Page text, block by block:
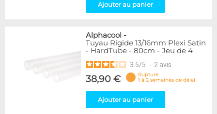
Ajouter au panier
Alphacool -
Tuyau Rigide 13/16mm Plexi Satin
- HardTube - 80cm - Jeu de 4
3.5/5 - 2 avis
38,90 €
Rupture
1 à 2 semaines de délai
Ajouter au panier